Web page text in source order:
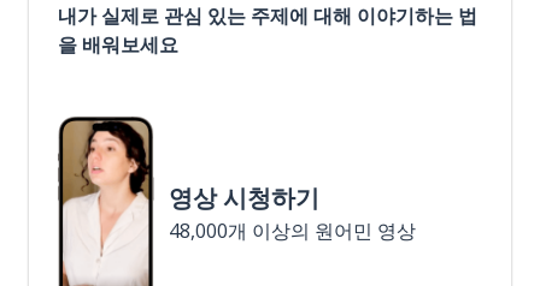
내가 실제로 관심 있는 주제에 대해 이야기하는 법
을 배워보세요
영상 시청하기
48,000개 이상의 원어민 영상